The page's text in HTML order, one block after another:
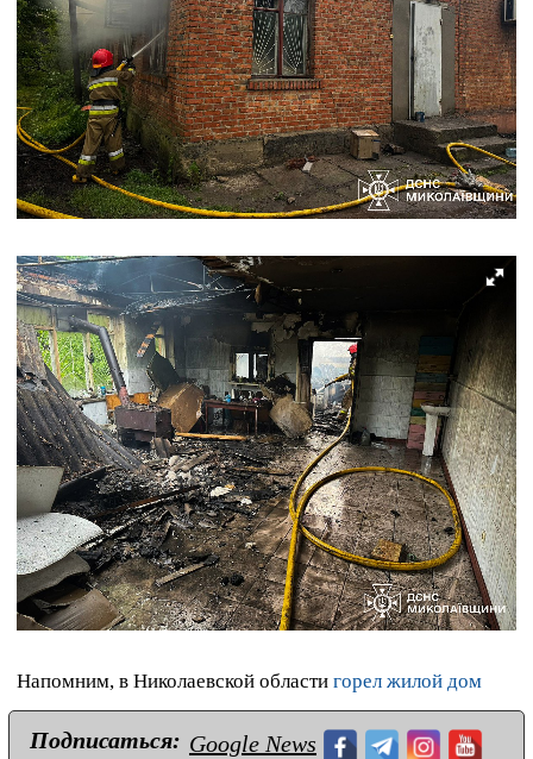
Напомним, в Николаевской области горел жилой дом
Подписаться: Google News